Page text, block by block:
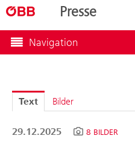
Presse
Navigation
Text Bilder
29.12.2025 8 BILDER